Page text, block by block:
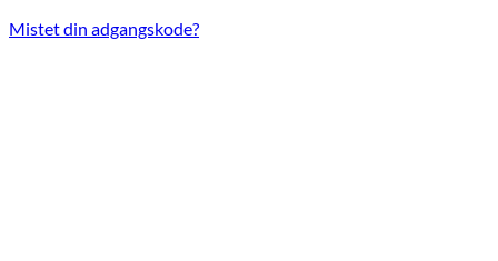
Mistet din adgangskode?